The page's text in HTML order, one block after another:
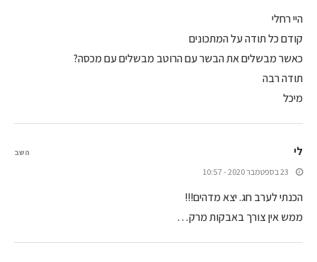
היי רחלי
קודם כל תודה על המתכונים
כאשר מבשלים את הבשר עם הרוטב מבשלים עם מכסה?
תודה רבה
מיכל
לי
23 בספטמבר 2020 - 10:57
הכנתי לערב חג. יצא מדהים!!!
ממש אין צורך באבקות מרק…
השב